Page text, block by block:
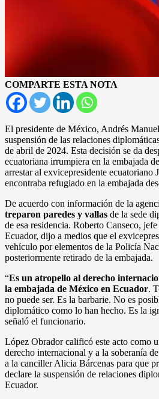
COMPARTE ESTA NOTA
El presidente de México, Andrés
suspensión de las relaciones
de abril de 2024. Esta decisión se da
ecuatoriana irrumpiera en la embajada
arrestar al exvicepresidente ecuatoriano
encontraba refugiado en la embajada
De acuerdo con información de la
treparon paredes y vallas de la sede
de esa residencia. Roberto Canseco,
Ecuador, dijo a medios que el
vehículo por elementos de la Policía
posteriormente retirado de la embajada.
“Es un atropello al derecho
la embajada de México en Ecuador.
no puede ser. Es la barbarie. No es
diplomático como lo han hecho. Es la
señaló el funcionario.
López Obrador calificó este acto como
derecho internacional y a la soberanía
a la canciller Alicia Bárcenas para que
declare la suspensión de relaciones
Ecuador.